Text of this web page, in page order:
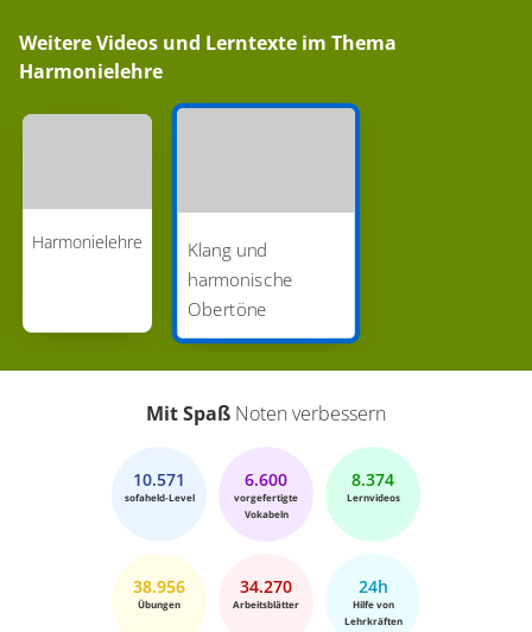
Weitere Videos und Lerntexte im Thema
Harmonielehre
Harmonielehre
Klang und
harmonische
Obertöne
Mit Spaß Noten verbessern
10.571
sofaheld-Level
6.600
vorgefertigte
Vokabeln
8.374
Lernvideos
38.956
Übungen
34.270
Arbeitsblätter
24h
Hilfe von
Lehrkräften